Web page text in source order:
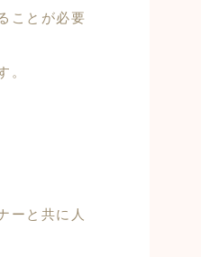
ことが必要
。
ーと共に人